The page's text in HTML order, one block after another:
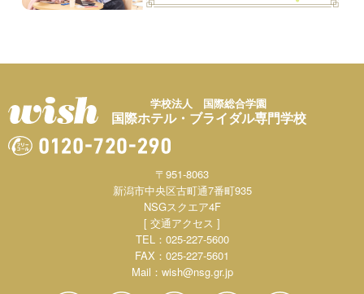
学校法人 国際総合学園
国際ホテル・ブライダル専門学校
〒951-8063
新潟市中央区古町通7番町935
NSGスクエア4F
[ 交通アクセス ]
TEL：025-227-5600
FAX：025-227-5601
Mail： wish@nsg.gr.jp